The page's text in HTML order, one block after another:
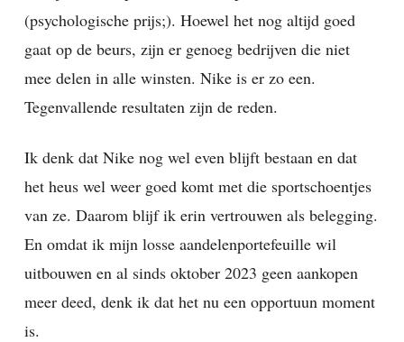
(psychologische prijs;). Hoewel het nog altijd goed
gaat op de beurs, zijn er genoeg bedrijven die niet
mee delen in alle winsten. Nike is er zo een.
Tegenvallende resultaten zijn de reden.
Ik denk dat Nike nog wel even blijft bestaan en dat
het heus wel weer goed komt met die sportschoentjes
van ze. Daarom blijf ik erin vertrouwen als belegging.
En omdat ik mijn losse aandelenportefeuille wil
uitbouwen en al sinds oktober 2023 geen aankopen
meer deed, denk ik dat het nu een opportuun moment
is.